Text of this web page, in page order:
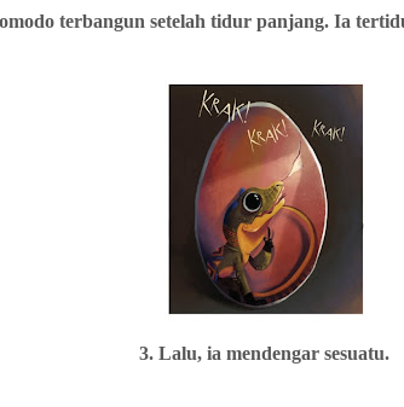
terbangun setelah tidur panjang. Ia
3. Lalu, ia mendengar sesuatu.